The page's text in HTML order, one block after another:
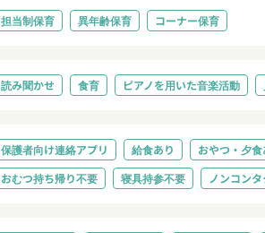
担当制保育 異年齢保育 コーナー保育
読み聞かせ 食育 ピアノを用いた音楽活動
保護者向け連絡アプリ 給食あり おやつ・夕食
おむつ持ち帰り不要
寝具持参不要 ノンコン